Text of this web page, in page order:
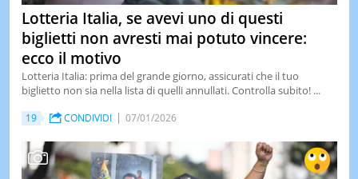
Lotteria Italia, se avevi uno di questi
biglietti non avresti mai potuto vincere:
ecco il motivo
Lotteria Italia: prima del grande giorno, assicurati che il tuo
biglietto non sia nella lista di quelli annullati. Controlla subito! ...
19 CONDIVIDI 07/01/2026